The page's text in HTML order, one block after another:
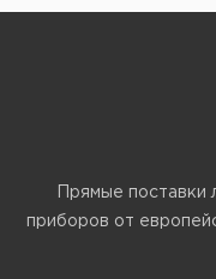
Прямые поставки
приборов от